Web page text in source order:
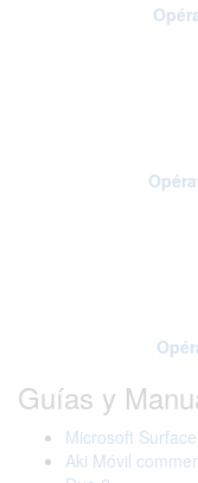
Guías y
Microsoft
Aki Móvil